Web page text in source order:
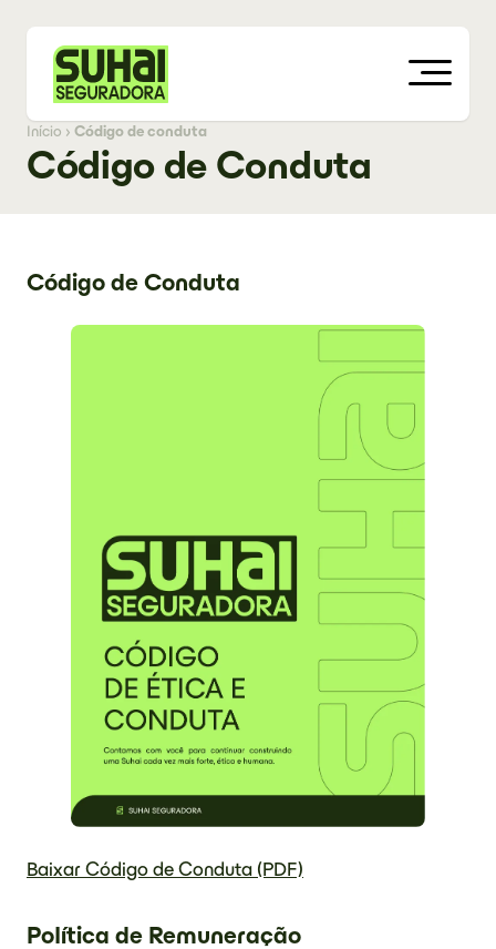
Início › Código de conduta
Código de Conduta
Código de Conduta
Baixar Código de Conduta (PDF)
Política de Remuneração